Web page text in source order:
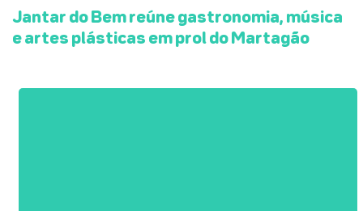
Jantar do Bem reúne gastronomia, música
e artes plásticas em prol do Martagão